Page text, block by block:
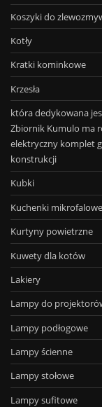
Koszyki do
Kotły
Kratki kominkowe
Krzesła
która dedykowana
Zbiornik Kumulo ma
elektryczny komplet
konstrukcji
Kubki
Kuchenki mikrofalowe
Kurtyny powietrzne
Kuwety dla kotów
Lakiery
Lampy do
Lampy podłogowe
Lampy ścienne
Lampy stołowe
Lampy sufitowe